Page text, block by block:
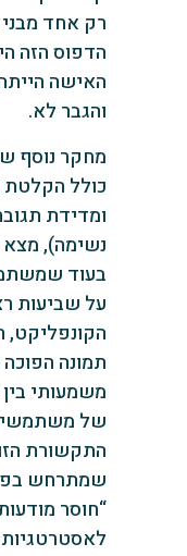
רק אחד
הדפוס הזה
האישה
והגבר לא.
מחקר נוסף
כולל הקלטת
ומדידת
נשימה),
בעוד
על שביעות
הקונפליקט,
תמונה
משמעותי
של משתמשי
התקשורת
שמתרחש
“חוסר
לאסטרטגיות